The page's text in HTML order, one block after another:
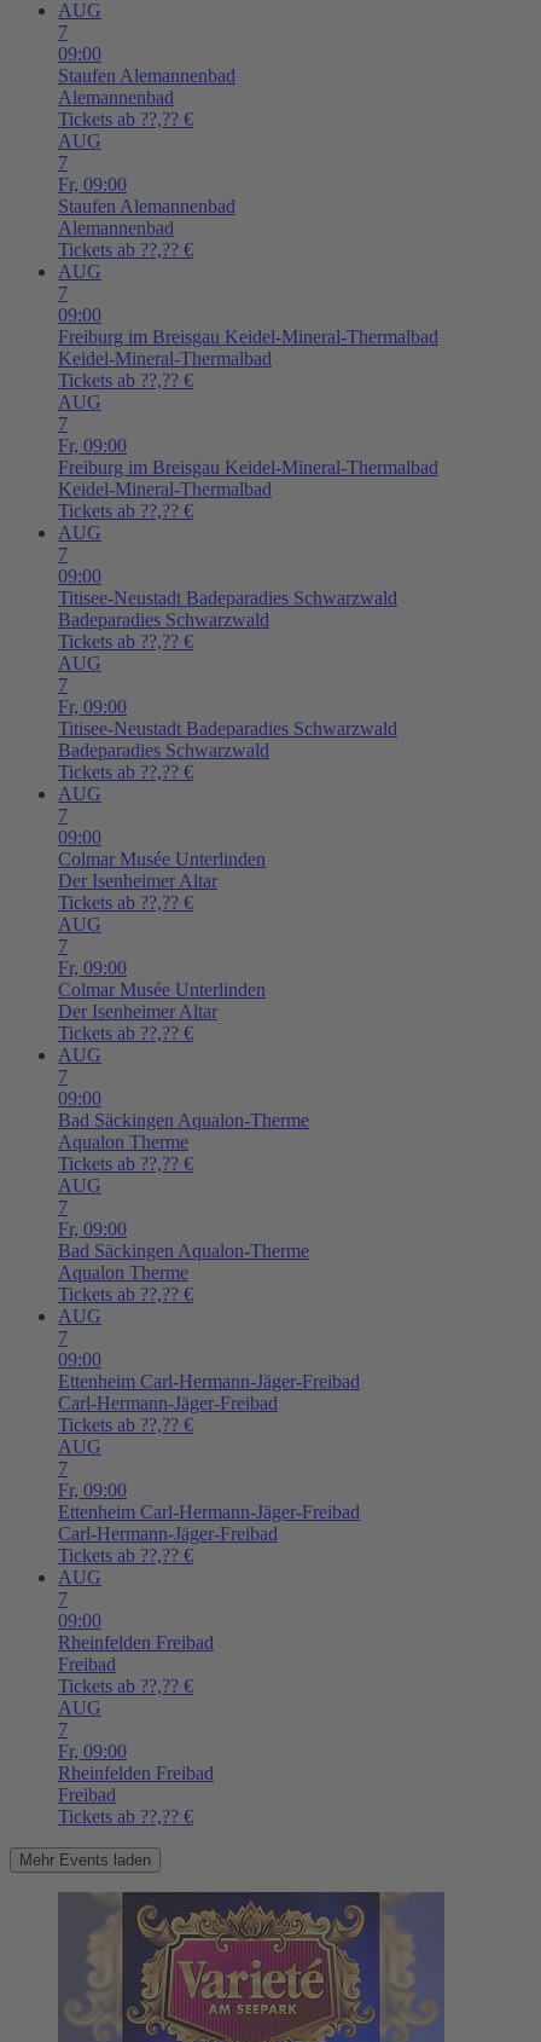
AUG
7
09:00
Staufen Alemannenbad
Alemannenbad
Tickets ab ??,?? €
AUG
7
Fr, 09:00
Staufen Alemannenbad
Alemannenbad
Tickets ab ??,?? €
AUG
7
09:00
Freiburg im Breisgau Keidel-Mineral-Thermalbad
Keidel-Mineral-Thermalbad
Tickets ab ??,?? €
AUG
7
Fr, 09:00
Freiburg im Breisgau Keidel-Mineral-Thermalbad
Keidel-Mineral-Thermalbad
Tickets ab ??,?? €
AUG
7
09:00
Titisee-Neustadt Badeparadies Schwarzwald
Badeparadies Schwarzwald
Tickets ab ??,?? €
AUG
7
Fr, 09:00
Titisee-Neustadt Badeparadies Schwarzwald
Badeparadies Schwarzwald
Tickets ab ??,?? €
AUG
7
09:00
Colmar Musée Unterlinden
Der Isenheimer Altar
Tickets ab ??,?? €
AUG
7
Fr, 09:00
Colmar Musée Unterlinden
Der Isenheimer Altar
Tickets ab ??,?? €
AUG
7
09:00
Bad Säckingen Aqualon-Therme
Aqualon Therme
Tickets ab ??,?? €
AUG
7
Fr, 09:00
Bad Säckingen Aqualon-Therme
Aqualon Therme
Tickets ab ??,?? €
AUG
7
09:00
Ettenheim Carl-Hermann-Jäger-Freibad
Carl-Hermann-Jäger-Freibad
Tickets ab ??,?? €
AUG
7
Fr, 09:00
Ettenheim Carl-Hermann-Jäger-Freibad
Carl-Hermann-Jäger-Freibad
Tickets ab ??,?? €
AUG
7
09:00
Rheinfelden Freibad
Freibad
Tickets ab ??,?? €
AUG
7
Fr, 09:00
Rheinfelden Freibad
Freibad
Tickets ab ??,?? €
Mehr Events laden